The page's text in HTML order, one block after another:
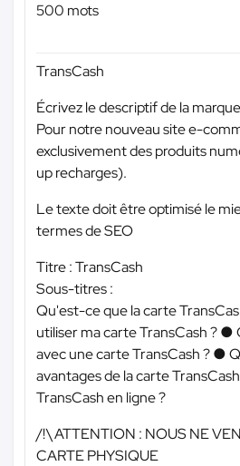
500 mots
TransCash
Écrivez le descriptif de la
Pour notre nouveau site e-
exclusivement des produits
up recharges).
Le texte doit être optimisé le
termes de SEO
Titre : TransCash
Sous-titres :
Qu'est-ce que la carte
utiliser ma carte TransCash ?
avec une carte TransCash ? ●
avantages de la carte
TransCash en ligne ?
/!\ ATTENTION : NOUS NE
CARTE PHYSIQUE